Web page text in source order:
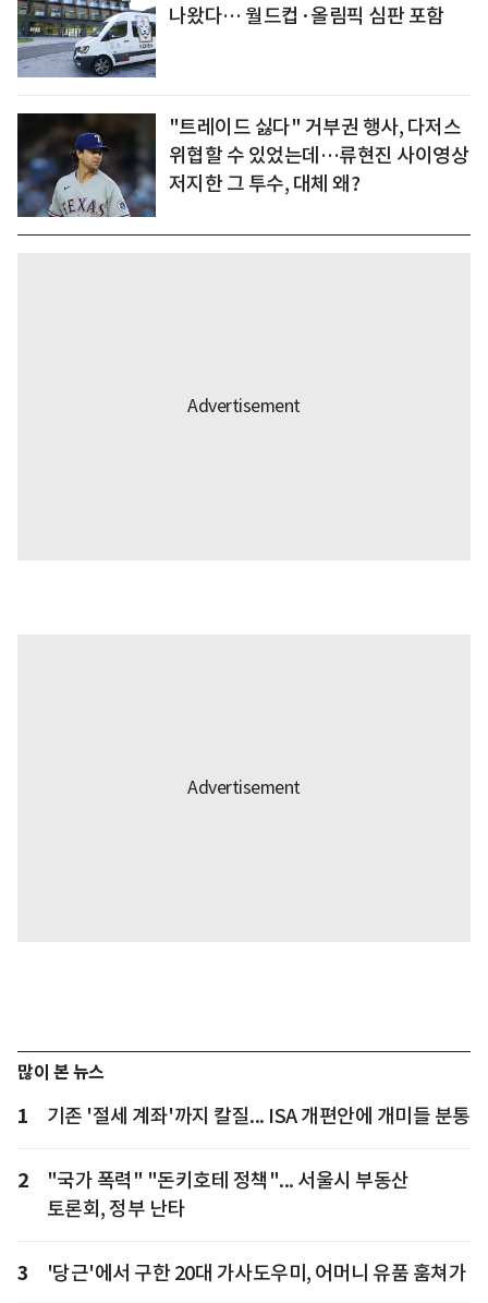
나왔다… 월드컵·올림픽 심판 포함
"트레이드 싫다" 거부권 행사, 다저스
위협할 수 있었는데…류현진 사이영상
저지한 그 투수, 대체 왜?
많이 본 뉴스
1 기존 '절세 계좌'까지 칼질... ISA 개편안에 개미들 분통
2
"국가 폭력" "돈키호테 정책"... 서울시 부동산
토론회, 정부 난타
3 '당근'에서 구한 20대 가사도우미, 어머니 유품 훔쳐가